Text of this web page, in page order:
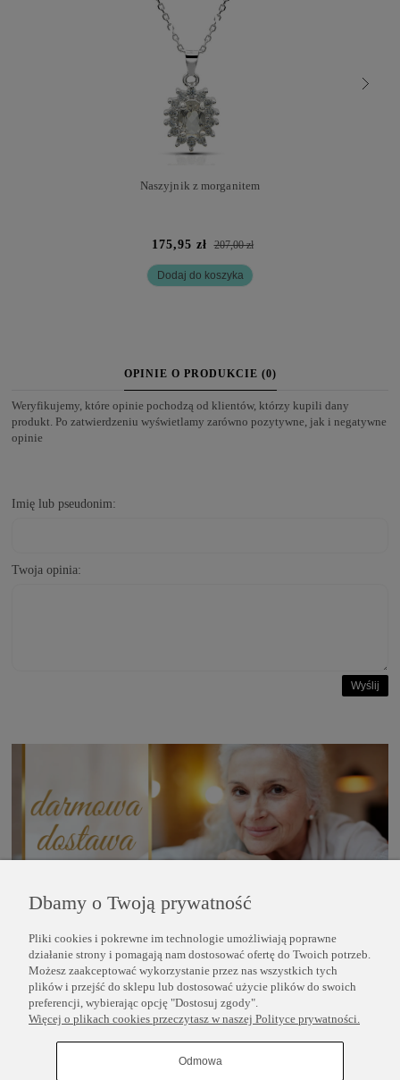
Naszyjnik z morganitem
175,95 zł 207,00 zł
Dodaj do koszyka
OPINIE O PRODUKCIE (0)
Weryfikujemy, które opinie pochodzą od klientów, którzy kupili dany
produkt. Po zatwierdzeniu wyświetlamy zarówno pozytywne, jak i negatywne
opinie
Imię lub pseudonim:
Twoja opinia:
Wyślij
POMOC
INFORMACJE
Dbamy o Twoją prywatność
Pliki cookies i pokrewne im technologie umożliwiają poprawne
działanie strony i pomagają nam dostosować ofertę do Twoich potrzeb.
Możesz zaakceptować wykorzystanie przez nas wszystkich tych
plików i przejść do sklepu lub dostosować użycie plików do swoich
preferencji, wybierając opcję "Dostosuj zgody".
Więcej o plikach cookies przeczytasz w naszej Polityce prywatności.
Odmowa